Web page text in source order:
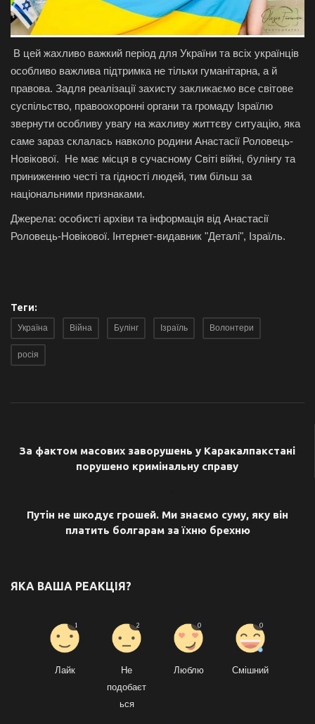
В цей жахливо важкий період для України та всіх українців
особливо важлива підтримка не тільки гуманітарна, а й
правова. Задля реалізації захисту закликаємо все світове
суспільство, правоохоронні органи та громаду Ізраїлю
звернути особливу увагу на жахливу життєву ситуацію, яка
саме зараз склалась навколо родини Анастасії Роловець-
Новікової. Не має місця в сучасному Світі війні, булінгу та
приниженню честі та гідності людей, тим більш за
національними признаками.
Джерела: особисті архіви та інформація від Анастасії
Роловець-Новікової. Інтернет-видавник "Деталі", Ізраїль.
Теги:
Україна Війна Булінг Ізраїль Волонтери
росія
За фактом масових заворушень у Каракалпакстані
порушено кримінальну справу
Путін не шкодує грошей. Ми знаємо суму, яку він
платить болгарам за їхню брехню
ЯКА ВАША РЕАКЦІЯ?
Лайк
1
Не
подобаєт
ься
2
Люблю
0
Смішний
0